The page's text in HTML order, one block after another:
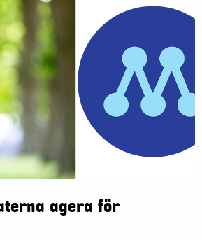
agera för